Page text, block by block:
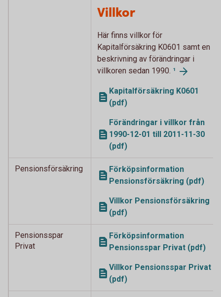
Villkor
Här finns villkor för
Kapitalförsäkring K0601 samt en
beskrivning av förändringar i
villkoren sedan 1990. ¹
Kapitalförsäkring K0601
(pdf)
Förändringar i villkor från
1990-12-01 till 2011-11-30
(pdf)
Pensionsförsäkring
Förköpsinformation
Pensionsförsäkring (pdf)
Villkor Pensionsförsäkring
(pdf)
Pensionsspar
Privat
Förköpsinformation
Pensionsspar Privat (pdf)
Villkor Pensionsspar Privat
(pdf)